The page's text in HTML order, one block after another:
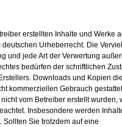
erstellten Inhalte und Werke
Urheberrecht. Die
und jede Art der Verwertung
bedürfen der schriftlichen
Downloads und Kopien
kommerziellen Gebrauch
vom Betreiber erstellt wurden,
Insbesondere werden
Sie trotzdem auf eine